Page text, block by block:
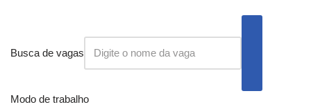
Busca de vagas
Modo de trabalho